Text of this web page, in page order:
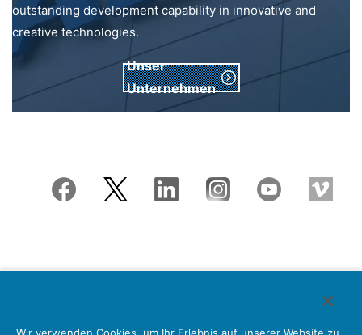
outstanding development capability in innovative and
creative technologies.
Unser
Unternehmen